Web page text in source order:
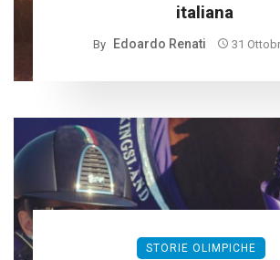
italiana
By Edoardo Renati 31
STORIE OLIMPICHE